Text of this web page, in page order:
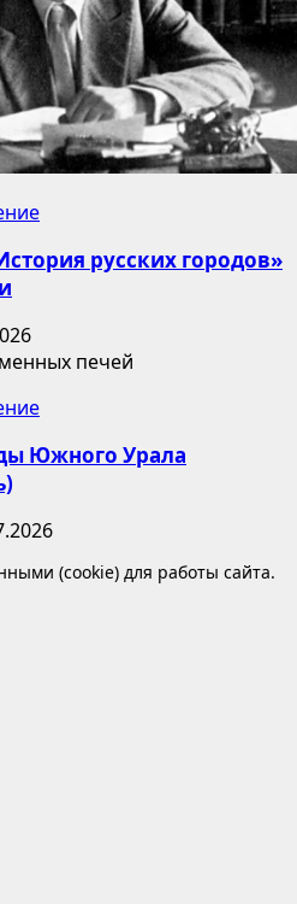
русских городов»
Южного Урала
(cookie) для работы сайта.